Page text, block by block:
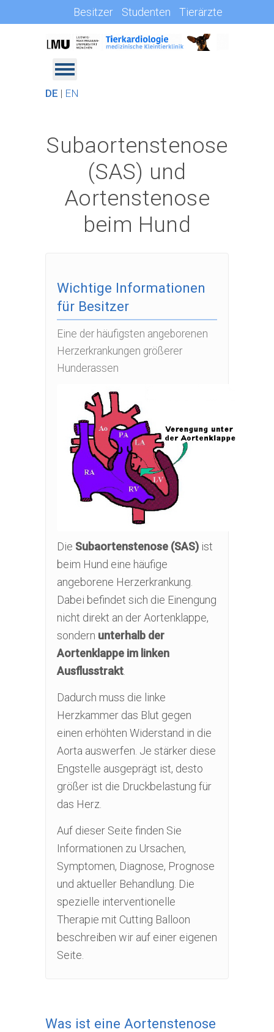
Besitzer Studenten Tierärzte
DE | EN
Subaortenstenose
(SAS) und
Aortenstenose
beim Hund
Wichtige Informationen
für Besitzer
Eine der häufigsten angeborenen
Herzerkrankungen größerer
Hunderassen
Die Subaortenstenose (SAS) ist
beim Hund eine häufige
angeborene Herzerkrankung.
Dabei befindet sich die Einengung
nicht direkt an der Aortenklappe,
sondern unterhalb der
Aortenklappe im linken
Ausflusstrakt
Dadurch muss die linke
Herzkammer das Blut gegen
einen erhöhten Widerstand in die
Aorta auswerfen. Je stärker diese
Engstelle ausgeprägt ist, desto
größer ist die Druckbelastung für
das Herz.
Auf dieser Seite finden Sie
Informationen zu Ursachen,
Symptomen, Diagnose, Prognose
und aktueller Behandlung. Die
spezielle interventionelle
Therapie mit Cutting Balloon
beschreiben wir auf einer eigenen
Seite.
Was ist eine Aortenstenose